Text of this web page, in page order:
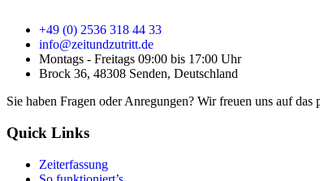
+49 (0) 2536 318 44 33
info@zeitundzutritt.de
Montags - Freitags 09:00 bis 17:00 Uhr
Brock 36, 48308 Senden, Deutschland
Sie haben Fragen oder Anregungen? Wir freuen uns auf das
Quick Links
Zeiterfassung